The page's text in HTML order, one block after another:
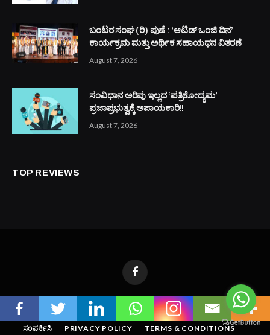
ಬಂಟರ ಸಂಘ (ರಿ) ಪುಣೆ : ‘ಆಟಿಡ್ ಒಂಜಿ ದಿನ’
ಕಾರ್ಯಕ್ರಮ ಮತ್ತು ಅರ್ಥಿಕ ಸಹಾಯಧನ ವಿತರಣೆ
August 7, 2026
ಸಂವಿಧಾನ ಅರಿವು ಇಲ್ಲದ ‘ಪತ್ರಿಕೋದ್ಯಮ’
ಪ್ರಜಾಪ್ರಭುತ್ವಕ್ಕೆ ಅಪಾಯಕಾರಿ!!
August 7, 2026
TOP REVIEWS
Facebook
ಮುಖಪುಟ ಅಂಕಣ ಸಾಧಕರು ಆರೋಗ್ಯ
ನಮ್ಮ ಬಗ್ಗೆ
ಸಂಪರ್ಕಿಸಿ
PRIVACY POLICY TERMS & CONDITIONS